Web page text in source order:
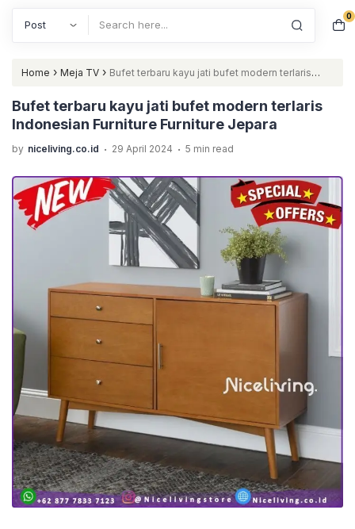
0
Home › Meja TV › Bufet terbaru kayu jati bufet modern terlaris
Indonesian Furniture Furniture Jepara
Bufet terbaru kayu jati bufet modern terlaris
Indonesian Furniture Furniture Jepara
by niceliving.co.id . 29 April 2024 . 5 min read